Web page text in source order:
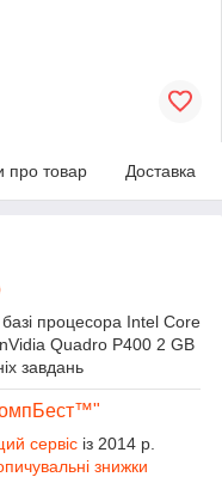
про товар Доставка
процесора Intel Core
Quadro P400 2 GB
завдань
сервіс із 2014 р.
знижки